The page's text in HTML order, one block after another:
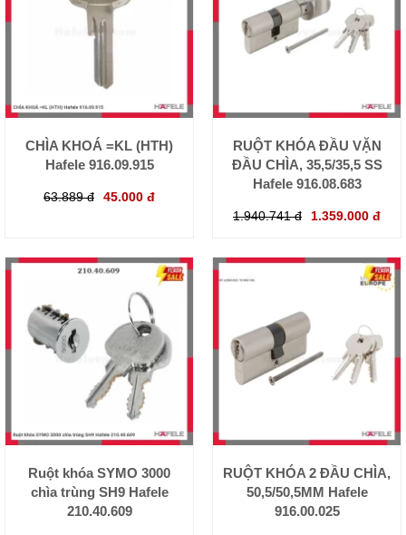
CHÌA KHOÁ =KL (HTH)
Hafele 916.09.915
63.889 đ 45.000 đ
RUỘT KHÓA ĐẦU VẶN
ĐẦU CHÌA, 35,5/35,5 SS
Hafele 916.08.683
1.940.741 đ 1.359.000 đ
Ruột khóa SYMO 3000
chìa trùng SH9 Hafele
210.40.609
RUỘT KHÓA 2 ĐẦU CHÌA,
50,5/50,5MM Hafele
916.00.025